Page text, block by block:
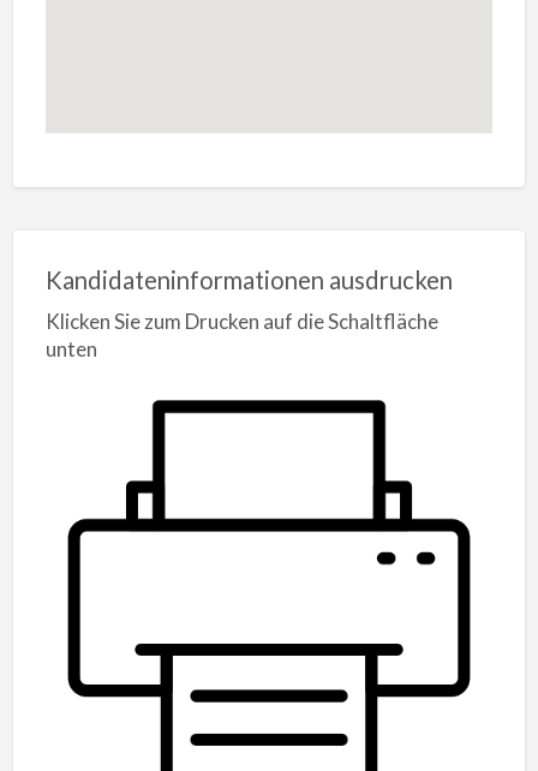
Kandidateninformationen ausdrucken
Klicken Sie zum Drucken auf die Schaltfläche
unten